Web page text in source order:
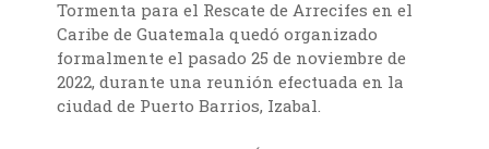
Tormenta para el Rescate de Arrecifes en el
Caribe de Guatemala quedó organizado
formalmente el pasado 25 de noviembre de
2022, durante una reunión efectuada en la
ciudad de Puerto Barrios, Izabal.